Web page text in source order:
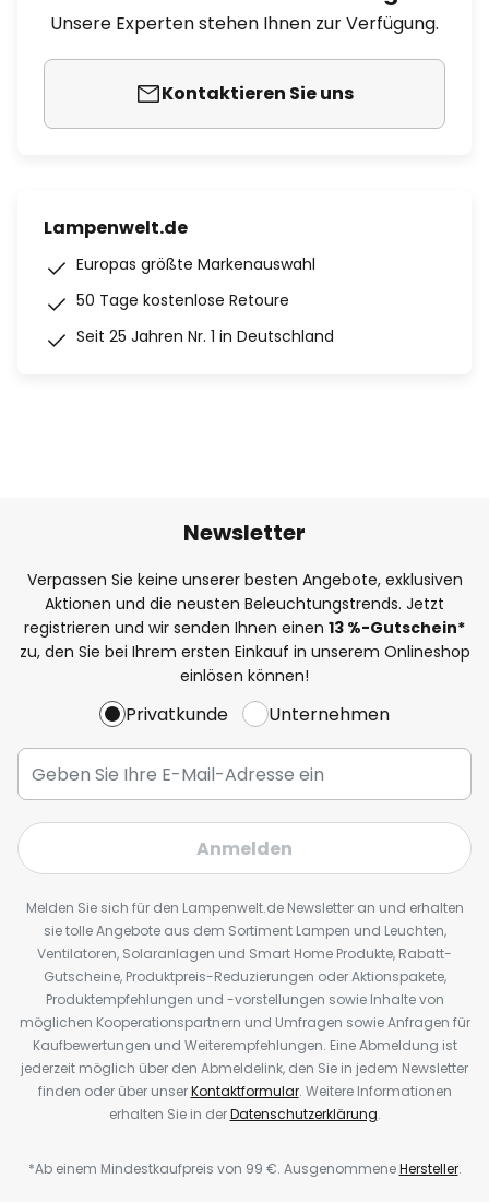
Unsere Experten stehen Ihnen zur Verfügung.
Kontaktieren Sie uns
Lampenwelt.de
Europas größte Markenauswahl
50 Tage kostenlose Retoure
Seit 25 Jahren Nr. 1 in Deutschland
Newsletter
Verpassen Sie keine unserer besten Angebote, exklusiven
Aktionen und die neusten Beleuchtungstrends. Jetzt
registrieren und wir senden Ihnen einen 13 %-Gutschein*
zu, den Sie bei Ihrem ersten Einkauf in unserem Onlineshop
einlösen können!
Privatkunde Unternehmen
Anmelden
Melden Sie sich für den Lampenwelt.de Newsletter an und erhalten
sie tolle Angebote aus dem Sortiment Lampen und Leuchten,
Ventilatoren, Solaranlagen und Smart Home Produkte, Rabatt-
Gutscheine, Produktpreis-Reduzierungen oder Aktionspakete,
Produktempfehlungen und -vorstellungen sowie Inhalte von
möglichen Kooperationspartnern und Umfragen sowie Anfragen für
Kaufbewertungen und Weiterempfehlungen. Eine Abmeldung ist
jederzeit möglich über den Abmeldelink, den Sie in jedem Newsletter
finden oder über unserKontaktformular. Weitere Informationen
erhalten Sie in derDatenschutzerklärung.
*Ab einem Mindestkaufpreis von 99 €. AusgenommeneHersteller.